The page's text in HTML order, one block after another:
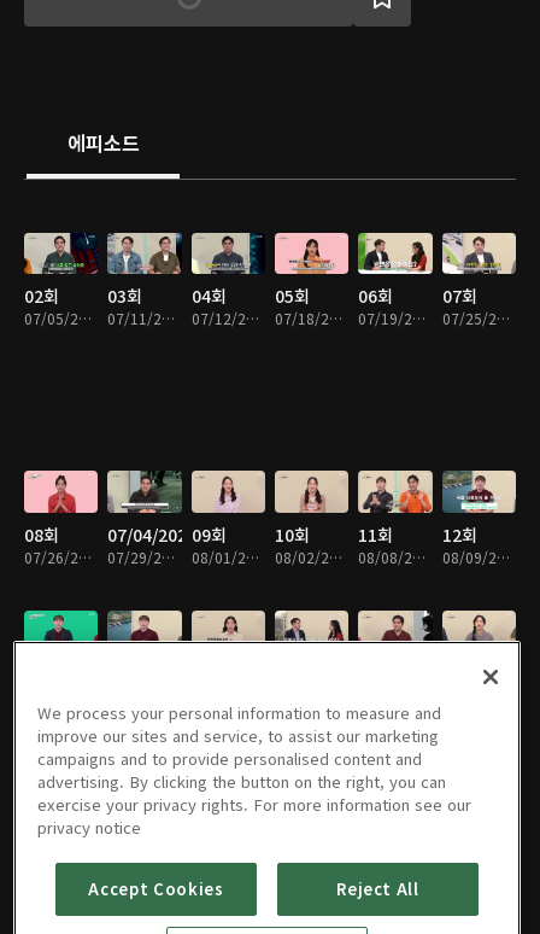
에피소드
02회
07/05/2020 • 30분
03회
07/11/2020 • 30분
04회
07/12/2020 • 30분
05회
07/18/2020 • 30분
06회
07/19/2020 • 30분
07회
07/25/2020 • 30분
08회
07/26/2020 • 30분
07/04/2020
07/29/2020 • 29분
09회
08/01/2020 • 30분
10회
08/02/2020 • 30분
11회
08/08/2020 • 30분
12회
08/09/2020 • 30분
08회
09/05/2020 • 30분
09회 17회 18회 19회 20회
We process your personal information to measure and
improve our sites and service, to assist our marketing
campaigns and to provide personalised content and
advertising. By clicking the button on the right, you can
exercise your privacy rights. For more information see our
privacy notice
Accept Cookies Reject All